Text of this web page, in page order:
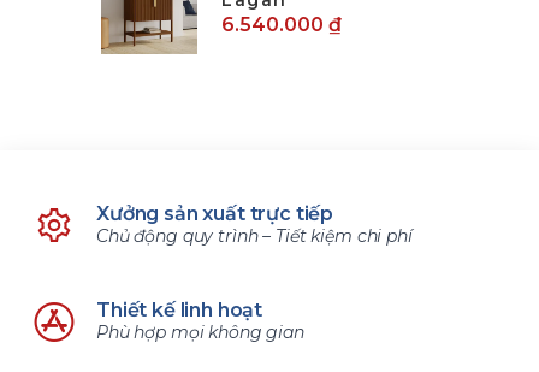
6.540.000 ₫
Xưởng sản xuất trực tiếp
Chủ động quy trình – Tiết kiệm chi phí
Thiết kế linh hoạt
Phù hợp mọi không gian